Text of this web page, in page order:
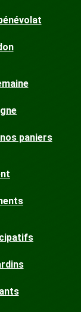
paniers